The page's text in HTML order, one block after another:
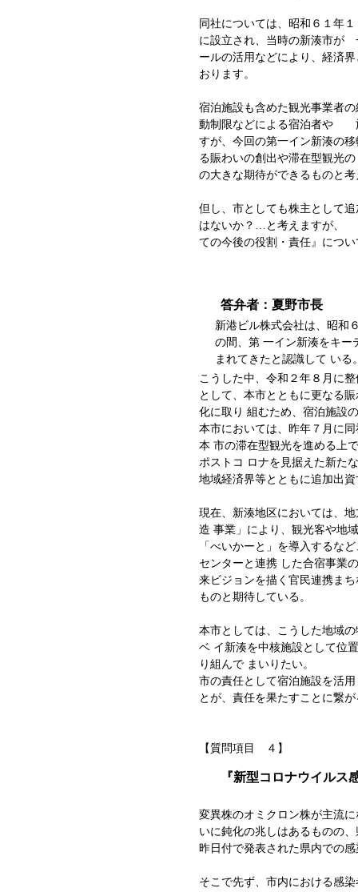
同社については、昭和６１
に設立され、当時の新湊市が
ールの活用などにより、経済
おります。
宿泊施設も含めた観光事業者
動制限などによる宿泊者や
すが、今回の第一イン新湊の
る賑わいの創出や滞在型観光
の大きな期待ができるものと
但し、市としても株主として
はないか？…と考えますが、
ての今後の役割・責任』につ
答弁者：夏野市長
新港ビル株式会社は、昭和
の間、第 一イン新湊をキー
まれてきたと認識して いる
こうした中、令和２年８月に
として、本市とともに更なる
化に取り 組むため、宿泊施設
本市においては、昨年７月に
本 市の滞在型観光を進める上
ポストコ ロナを見据えた新た
地域経済界等とともに追加出
現在、新湊地区においては、
造 事業」により、観光客や地
「べいかーと」を導入するな
センターと連携 した合宿事業
来ビジョンを描く官民連携ま
ものと期待している。
本市としては、こうした地域
ベ イ新湊を中核施設として位
り組んで まいりたい。
市の責任として宿泊施設を活
とが、責任を果たすことに繋
【質問項目 ４】
『新型コロナウイルス
変異株のオミクロン株が主流
いに鈍化の兆しはあるものの
昨日付で発表された県内での
そこで先ず、市内における感